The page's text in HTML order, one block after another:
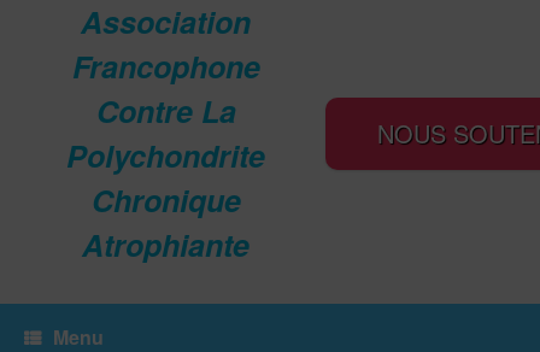
Association
Francophone
Contre La
Polychondrite
Chronique
Atrophiante
NOUS
Menu